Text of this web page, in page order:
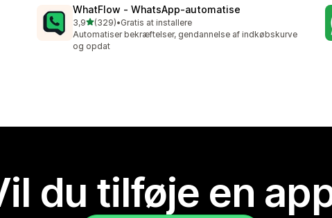
WhatFlow ‑ WhatsApp‑automatise
3,9ud af 5 stjerner
(329)
329 anmeldelser i alt
•Gratis at installere
Automatiser bekræftelser, gendannelse af indkøbskurve
og opdat
du tilføje en